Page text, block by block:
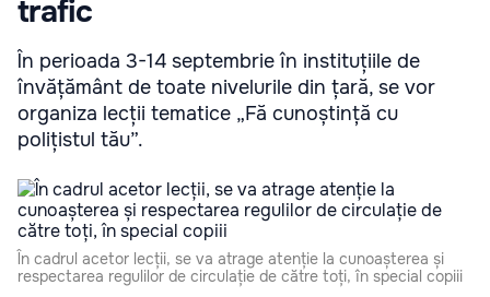
trafic
În perioada 3-14 septembrie în instituțiile de
învățământ de toate nivelurile din țară, se vor
organiza lecții tematice „Fă cunoștință cu
polițistul tău”.
În cadrul acetor lecții, se va atrage atenție la cunoașterea și
respectarea regulilor de circulație de către toți, în special copiii